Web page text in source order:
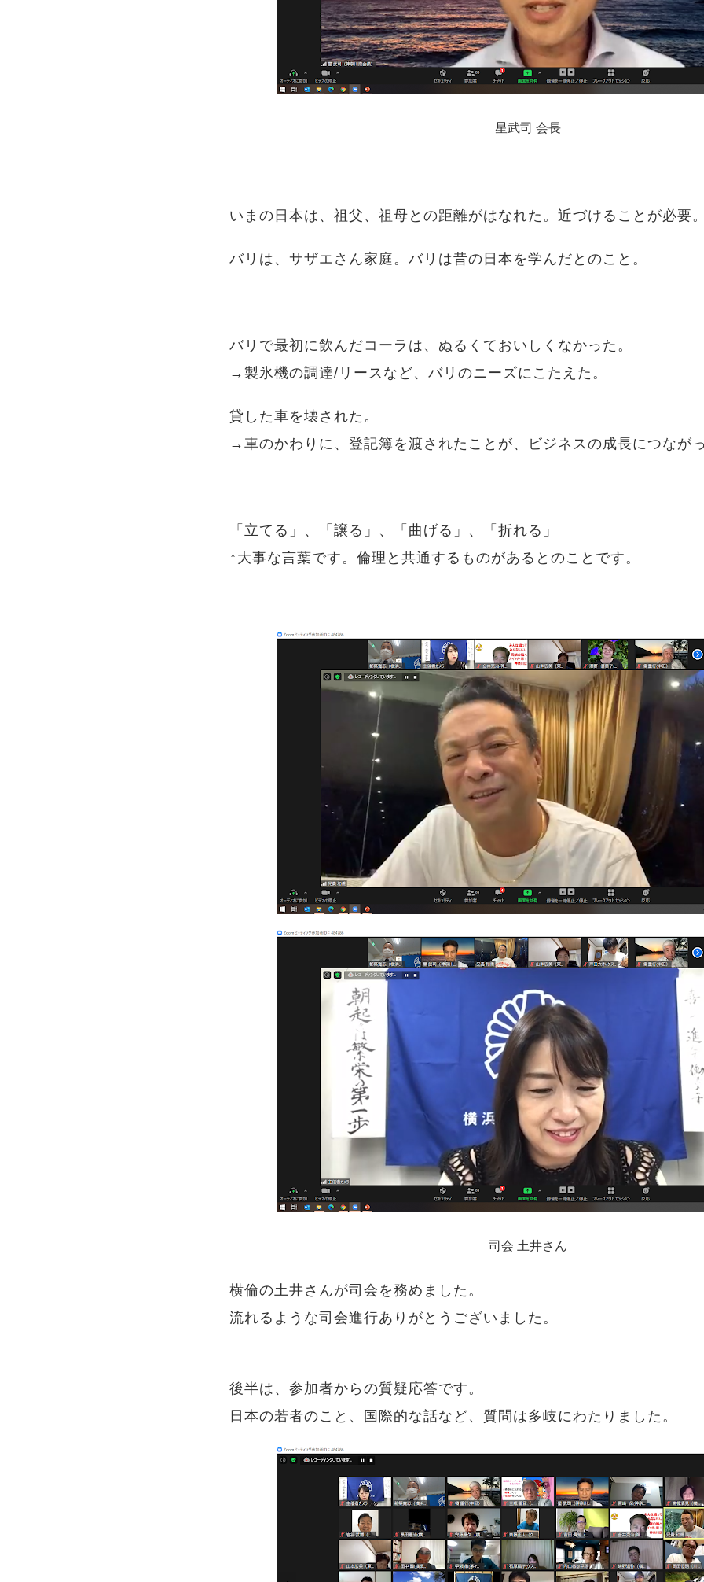
星武司 会長
いまの日本は、祖父、祖母との距離がはなれた。近づけることが必要。
バリは、サザエさん家庭。バリは昔の日本を学んだとのこと。
バリで最初に飲んだコーラは、ぬるくておいしくなかった。
→製氷機の調達/リースなど、バリのニーズにこたえた。
貸した車を壊された。
→車のかわりに、登記簿を渡されたことが、ビジネスの成長につながっ
「立てる」、「譲る」、「曲げる」、「折れる」
↑大事な言葉です。倫理と共通するものがあるとのことです。
司会 土井さん
横倫の土井さんが司会を務めました。
流れるような司会進行ありがとうございました。
後半は、参加者からの質疑応答です。
日本の若者のこと、国際的な話など、質問は多岐にわたりました。